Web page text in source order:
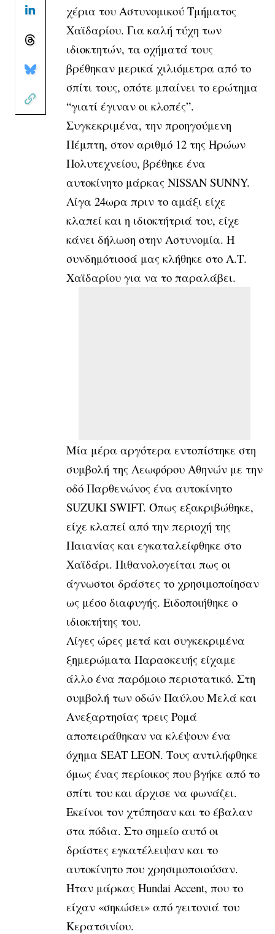
χέρια του Αστυνομικού Τμήματος
Χαϊδαρίου. Για καλή τύχη των
ιδιοκτητών, τα οχήματά τους
βρέθηκαν μερικά χιλιόμετρα από το
σπίτι τους, οπότε μπαίνει το ερώτημα
“γιατί έγιναν οι κλοπές”.
Συγκεκριμένα, την προηγούμενη
Πέμπτη, στον αριθμό 12 της Ηρώων
Πολυτεχνείου, βρέθηκε ένα
αυτοκίνητο μάρκας NISSAN SUNNY.
Λίγα 24ωρα πριν το αμάξι είχε
κλαπεί και η ιδιοκτήτριά του, είχε
κάνει δήλωση στην Αστυνομία. Η
συνδημότισσά μας κλήθηκε στο Α.Τ.
Χαϊδαρίου για να το παραλάβει.
Μία μέρα αργότερα εντοπίστηκε στη
συμβολή της Λεωφόρου Αθηνών με την
οδό Παρθενώνος ένα αυτοκίνητο
SUZUKI SWIFT. Όπως εξακριβώθηκε,
είχε κλαπεί από την περιοχή της
Παιανίας και εγκαταλείφθηκε στο
Χαϊδάρι. Πιθανολογείται πως οι
άγνωστοι δράστες το χρησιμοποίησαν
ως μέσο διαφυγής. Ειδοποιήθηκε ο
ιδιοκτήτης του.
Λίγες ώρες μετά και συγκεκριμένα
ξημερώματα Παρασκευής είχαμε
άλλο ένα παρόμοιο περιστατικό. Στη
συμβολή των οδών Παύλου Μελά και
Ανεξαρτησίας τρεις Ρομά
αποπειράθηκαν να κλέψουν ένα
όχημα SEAT LEON. Τους αντιλήφθηκε
όμως ένας περίοικος που βγήκε από το
σπίτι του και άρχισε να φωνάζει.
Εκείνοι τον χτύπησαν και το έβαλαν
στα πόδια. Στο σημείο αυτό οι
δράστες εγκατέλειψαν και το
αυτοκίνητο που χρησιμοποιούσαν.
Ήταν μάρκας Hundai Accent, που το
είχαν «σηκώσει» από γειτονιά του
Κερατσινίου.